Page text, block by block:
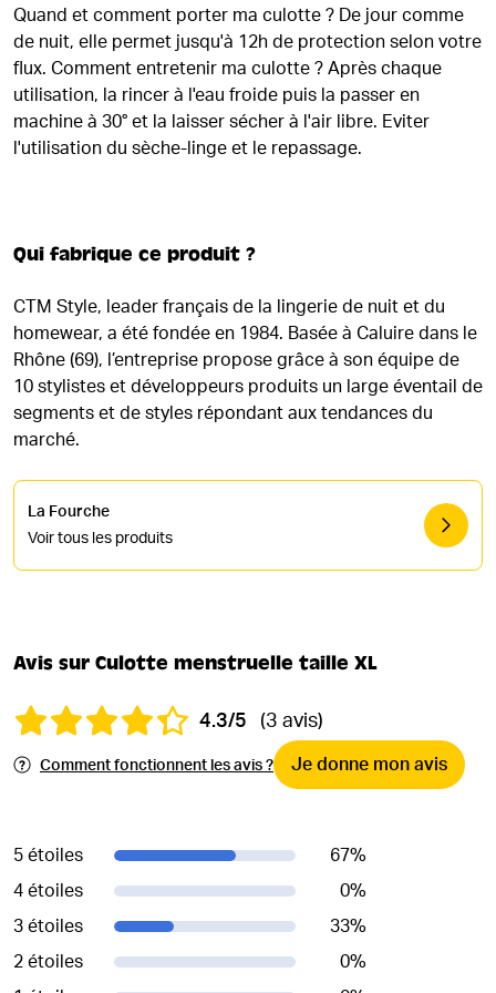
Quand et comment porter ma culotte ? De jour comme
de nuit, elle permet jusqu'à 12h de protection selon votre
flux. Comment entretenir ma culotte ? Après chaque
utilisation, la rincer à l'eau froide puis la passer en
machine à 30° et la laisser sécher à l'air libre. Eviter
l'utilisation du sèche-linge et le repassage.
Qui fabrique ce produit ?
CTM Style, leader français de la lingerie de nuit et du
homewear, a été fondée en 1984. Basée à Caluire dans le
Rhône (69), l’entreprise propose grâce à son équipe de
10 stylistes et développeurs produits un large éventail de
segments et de styles répondant aux tendances du
marché.
La Fourche
Voir tous les produits
Avis sur Culotte menstruelle taille XL
4.3/5 (3 avis)
Comment fonctionnent les avis ? Je donne mon avis
5 étoiles 67%
4 étoiles
0%
3 étoiles
33%
2 étoiles
0%